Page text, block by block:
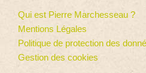
Qui est Pierre Marchesseau ?
Mentions Légales
Politique de protection des
Gestion des cookies